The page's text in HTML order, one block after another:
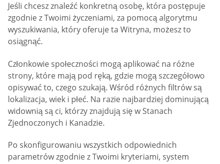
Jeśli chcesz znaleźć konkretną osobę, która postępuje
zgodnie z Twoimi życzeniami, za pomocą algorytmu
wyszukiwania, który oferuje ta Witryna, możesz to
osiągnąć.
Członkowie społeczności mogą aplikować na różne
strony, które mają pod ręką, gdzie mogą szczegółowo
opisywać to, czego szukają. Wśród różnych filtrów są
lokalizacja, wiek i płeć. Na razie najbardziej dominującą
widownią są ci, którzy znajdują się w Stanach
Zjednoczonych i Kanadzie.
Po skonfigurowaniu wszystkich odpowiednich
parametrów zgodnie z Twoimi kryteriami, system